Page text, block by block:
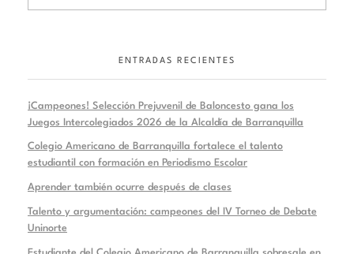
ENTRADAS RECIENTES
¡Campeones! Selección Prejuvenil de Baloncesto gana los
Juegos Intercolegiados 2026 de la Alcaldía de Barranquilla
Colegio Americano de Barranquilla fortalece el talento
estudiantil con formación en Periodismo Escolar
Aprender también ocurre después de clases
Talento y argumentación: campeones del IV Torneo de Debate
Uninorte